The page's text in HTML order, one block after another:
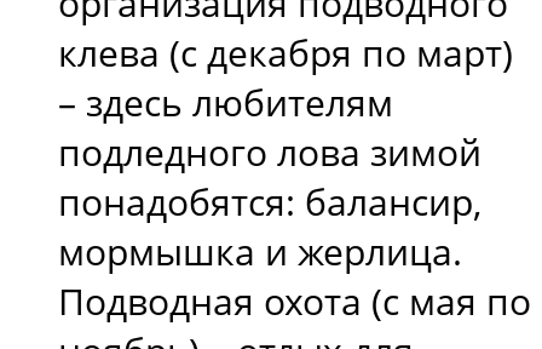
клева (с декабря по март)
– здесь любителям
подледного лова зимой
понадобятся: балансир,
мормышка и жерлица.
Подводная охота (с мая по